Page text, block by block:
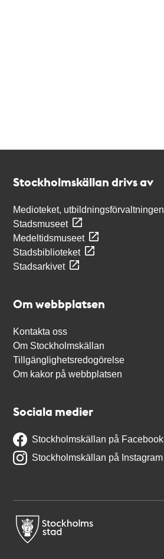
Stockholmskällan drivs av
Medioteket, utbildningsförvaltningen
Stadsmuseet
Medeltidsmuseet
Stadsbiblioteket
Stadsarkivet
Om webbplatsen
Kontakta oss
Om Stockholmskällan
Tillgänglighetsredogörelse
Om kakor på webbplatsen
Sociala medier
Stockholmskällan på Facebook
Stockholmskällan på Instagram